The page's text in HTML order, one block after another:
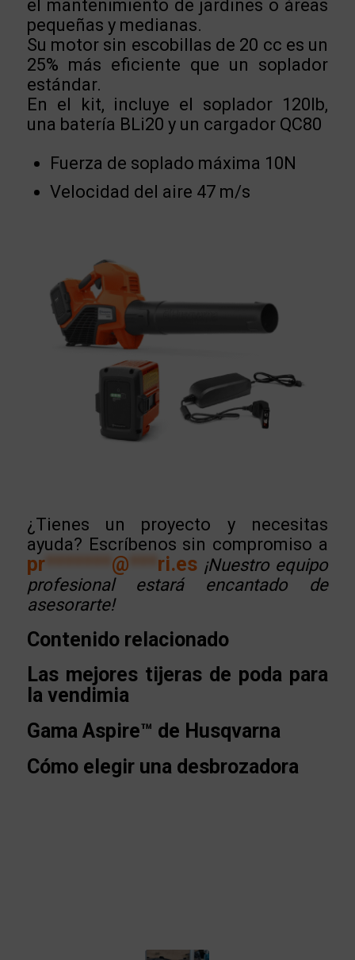
el mantenimiento de jardines o áreas
pequeñas y medianas.
Su motor sin escobillas de 20 cc es un
25% más eficiente que un soplador
estándar.
En el kit, incluye el soplador 120Ib,
una batería BLi20 y un cargador QC80
Fuerza de soplado máxima 10N
Velocidad del aire 47 m/s
¿Tienes un proyecto y necesitas
ayuda? Escríbenos sin compromiso a
pr******* @ *** ri.es ¡Nuestro equipo
profesional estará encantado de
asesorarte!
Contenido relacionado
Las mejores tijeras de poda para
la vendimia
Gama Aspire™ de Husqvarna
Cómo elegir una desbrozadora